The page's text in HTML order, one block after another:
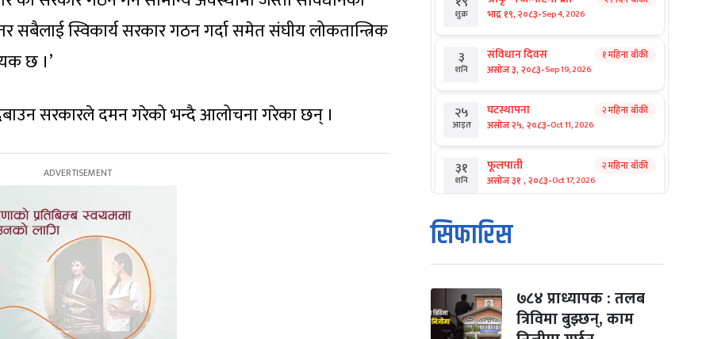
स्विकार्य सरकार गठन गर्दा समेत संघीय लोकतान्त्रिक
छ ।’
सरकारले दमन गरेको भन्दै आलोचना गरेका छन् ।
शुक्र भाद्र १९, २०८३-Sep 4, 2026
३
शनि
संविधान दिवस
असोज ३, २०८३-Sep 19, 2026
१ महिना बाँकी
२५
आइत
घटस्थापना
असोज २५, २०८३-Oct 11, 2026
२ महिना बाँकी
३१
शनि
फूलपाती
असोज ३१ , २०८३-Oct 17, 2026
२ महिना बाँकी
१
आइत
कार्तिक सङ्क्रान्ति
कार्तिक १, २०८३
मंगल कार्तिक ३, २०८३ -Oct 20, 2026
विजयादशमी
सिफारिस
७८४ प्राध्यापक : तलब
त्रिविमा बुझ्छन्, काम